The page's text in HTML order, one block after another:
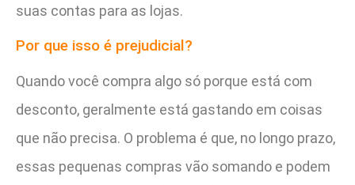
suas contas para as lojas.
Por que isso é prejudicial?
Quando você compra algo só porque está com
desconto, geralmente está gastando em coisas
que não precisa. O problema é que, no longo prazo,
essas pequenas compras vão somando e podem